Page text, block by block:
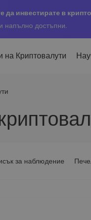
инвестирате в
напълно достъпни.
на Криптовалути
Купуване и
криптовалута
Над 1 000 опции за
за наблюдение